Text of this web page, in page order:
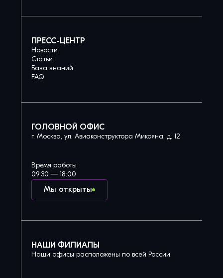
ПРЕСС-ЦЕНТР
Новости
Статьи
База знаний
FAQ
ГОЛОВНОЙ ОФИС
г. Москва, ул. Авиаконструктора Микояна, д. 12
Мы открыты
Время работы
09:30 — 18:00
НАШИ ФИЛИАЛЫ
Наши офисы расположены по всей России